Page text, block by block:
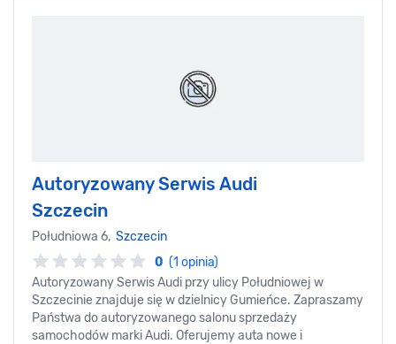
Autoryzowany Serwis Audi
Szczecin
Południowa 6, Szczecin
0 (1 opinia)
Autoryzowany Serwis Audi przy ulicy Południowej w
Szczecinie znajduje się w dzielnicy Gumieńce. Zapraszamy
Państwa do autoryzowanego salonu sprzedaży
samochodów marki Audi. Oferujemy auta nowe i